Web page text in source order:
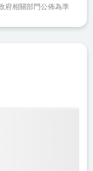
府相關部門公佈為準